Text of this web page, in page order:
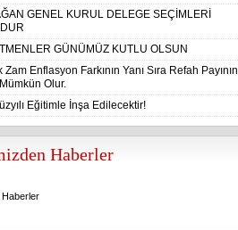
GENEL KURUL DELEGE SEÇİMLERİ
GÜNÜMÜZ KUTLU OLSUN
Zam Enflasyon Farkının Yanı Sıra Refah Payının
Olur.
Eğitimle İnşa Edilecektir!
Haberler